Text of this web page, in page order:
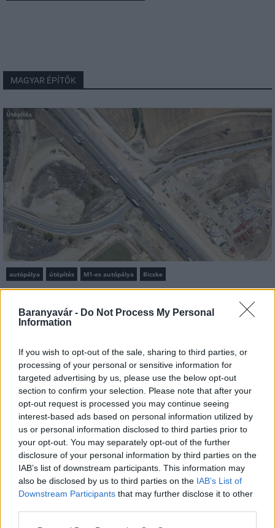
Baranyavár - Do Not Process My Personal
Information
If you wish to opt-out of the sale, sharing to third parties, or
processing of your personal or sensitive information for
targeted advertising by us, please use the below opt-out
section to confirm your selection. Please note that after your
opt-out request is processed you may continue seeing
interest-based ads based on personal information utilized by
us or personal information disclosed to third parties prior to
your opt-out. You may separately opt-out of the further
disclosure of your personal information by third parties on the
IAB’s list of downstream participants. This information may
also be disclosed by us to third parties on the IAB’s List of
Downstream Participants that may further disclose it to other
MAGYAR ÉPÍTŐK
Útépítés
autópálya útépítés M1-es autópálya Bicske
csomópont építése
Tizenegy meglévő csomópontot korszerűsít és négy új,
bővítésénél.
Új gyalogosátkelők és jelzőlámpás
csomópont épül Angyalföldön
Másfélszeresére bővítik
Hódmezővásárhely jó hírű református
iskoláját